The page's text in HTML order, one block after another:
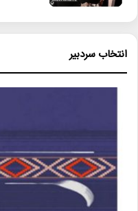
انتخاب سردبیر